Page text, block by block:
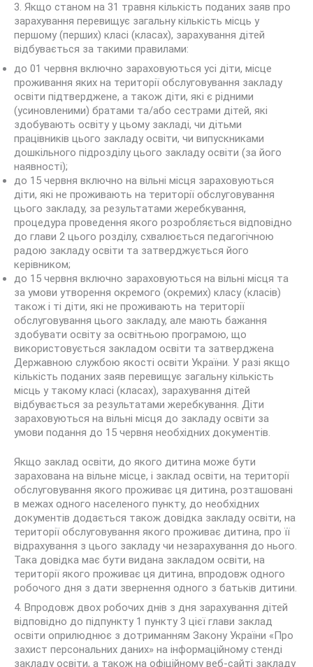
3. Якщо станом на 31 травня кількість поданих заяв про
зарахування перевищує загальну кількість місць у
першому (перших) класі (класах), зарахування дітей
відбувається за такими правилами:
до 01 червня включно зараховуються усі діти, місце
проживання яких на території обслуговування закладу
освіти підтверджене, а також діти, які є рідними
(усиновленими) братами та/або сестрами дітей, які
здобувають освіту у цьому закладі, чи дітьми
працівників цього закладу освіти, чи випускниками
дошкільного підрозділу цього закладу освіти (за його
наявності);
до 15 червня включно на вільні місця зараховуються
діти, які не проживають на території обслуговування
цього закладу, за результатами жеребкування,
процедура проведення якого розробляється відповідно
до глави 2 цього розділу, схвалюється педагогічною
радою закладу освіти та затверджується його
керівником;
до 15 червня включно зараховуються на вільні місця та
за умови утворення окремого (окремих) класу (класів)
також і ті діти, які не проживають на території
обслуговування цього закладу, але мають бажання
здобувати освіту за освітньою програмою, що
використовується закладом освіти та затверджена
Державною службою якості освіти України. У разі якщо
кількість поданих заяв перевищує загальну кількість
місць у такому класі (класах), зарахування дітей
відбувається за результатами жеребкування. Діти
зараховуються на вільні місця до закладу освіти за
умови подання до 15 червня необхідних документів.
Якщо заклад освіти, до якого дитина може бути
зарахована на вільне місце, і заклад освіти, на території
обслуговування якого проживає ця дитина, розташовані
в межах одного населеного пункту, до необхідних
документів додається також довідка закладу освіти, на
території обслуговування якого проживає дитина, про її
відрахування з цього закладу чи незарахування до нього.
Така довідка має бути видана закладом освіти, на
території якого проживає ця дитина, впродовж одного
робочого дня з дати звернення одного з батьків дитини.
4. Впродовж двох робочих днів з дня зарахування дітей
відповідно до підпункту 1 пункту 3 цієї глави заклад
освіти оприлюднює з дотриманням Закону України «Про
захист персональних даних» на інформаційному стенді
закладу освіти, а також на офіційному веб-сайті закладу